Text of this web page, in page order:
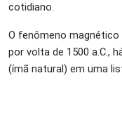
cotidiano.
O fenômeno magnético
por volta de 1500 a.C.,
(ímã natural) em uma